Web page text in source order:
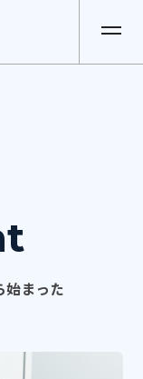
始まった